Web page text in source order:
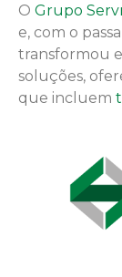
O Grupo
e, com o
transformou
soluções,
que incluem